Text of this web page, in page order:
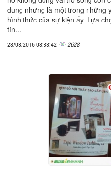
dung nhưng là một trong những
hình thức của sự kiện ấy. Lựa
tín...
28/03/2016 08:33:42 2628